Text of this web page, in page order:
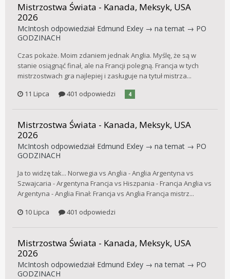
Mistrzostwa Świata - Kanada, Meksyk, USA
2026
McIntosh odpowiedział Edmund Exley → na temat → PO
GODZINACH
Czas pokaże. Moim zdaniem jednak Anglia. Myślę, że są w
stanie osiągnąć finał, ale na Francji polegną. Francja w tych
mistrzostwach gra najlepiej i zasługuje na tytuł mistrza...
11 Lipca
401 odpowiedzi 4
Mistrzostwa Świata - Kanada, Meksyk, USA
2026
McIntosh odpowiedział Edmund Exley → na temat → PO
GODZINACH
Ja to widzę tak... Norwegia vs Anglia - Anglia Argentyna vs
Szwajcaria - Argentyna Francja vs Hiszpania - Francja Anglia vs
Argentyna - Anglia Finał: Francja vs Anglia Francja mistrz...
10 Lipca
401 odpowiedzi
Mistrzostwa Świata - Kanada, Meksyk, USA
2026
McIntosh odpowiedział Edmund Exley → na temat → PO
GODZINACH